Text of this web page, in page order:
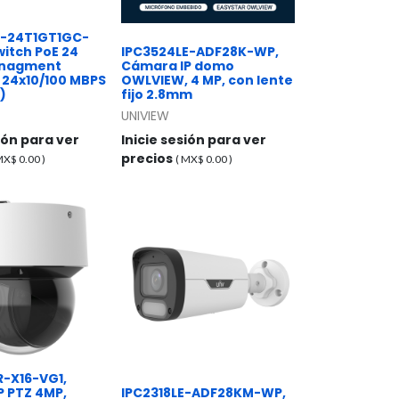
PoE 24
100 MBPS
para ver
0.00)
IPC3524LE-ADF28K-WP,
Cámara IP domo
OWLVIEW, 4 MP, con lente
fijo 2.8mm
UNIVIEW
Inicie sesión para ver
precios ( MX$ 0.00)
X16-VG1,
PTZ 4MP,
IPC2318LE-ADF28KM-WP,